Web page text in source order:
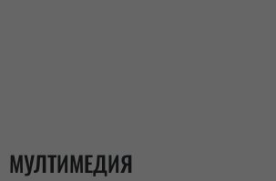
МУЛТИМЕДИЯ